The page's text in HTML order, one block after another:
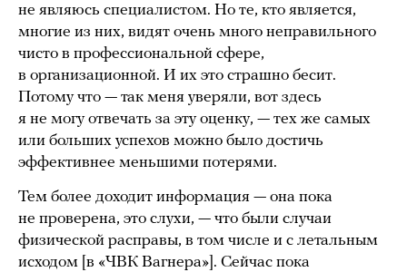
не являюсь специалистом. Но те, кто является,
многие из них, видят очень много неправильного
чисто в профессиональной сфере,
в организационной. И их это страшно бесит.
Потому что — так меня уверяли, вот здесь
я не могу отвечать за эту оценку, — тех же самых
или больших успехов можно было достичь
эффективнее меньшими потерями.
Тем более доходит информация — она пока
не проверена, это слухи, — что были случаи
физической расправы, в том числе и с летальным
исходом [в «ЧВК Вагнера»]. Сейчас пока